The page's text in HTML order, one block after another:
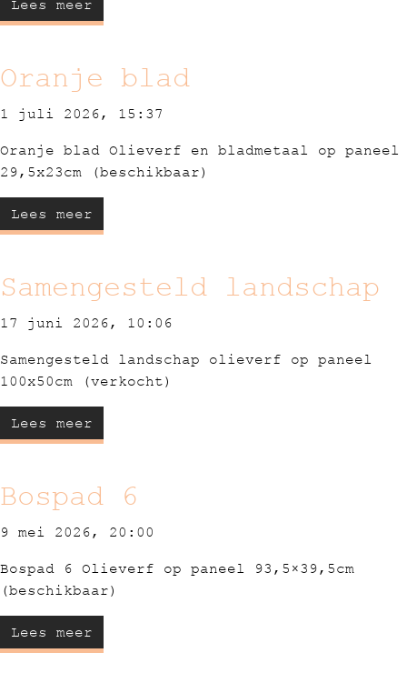
Lees meer
Oranje blad
1 juli 2026, 15:37
Oranje blad Olieverf en bladmetaal op paneel
29,5x23cm (beschikbaar)
Lees meer
Samengesteld landschap
17 juni 2026, 10:06
Samengesteld landschap olieverf op paneel
100x50cm (verkocht)
Lees meer
Bospad 6
9 mei 2026, 20:00
Bospad 6 Olieverf op paneel 93,5×39,5cm
(beschikbaar)
Lees meer